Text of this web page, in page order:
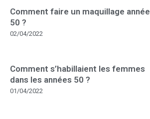
Comment faire un maquillage année
50 ?
02/04/2022
Comment s’habillaient les femmes
dans les années 50 ?
01/04/2022